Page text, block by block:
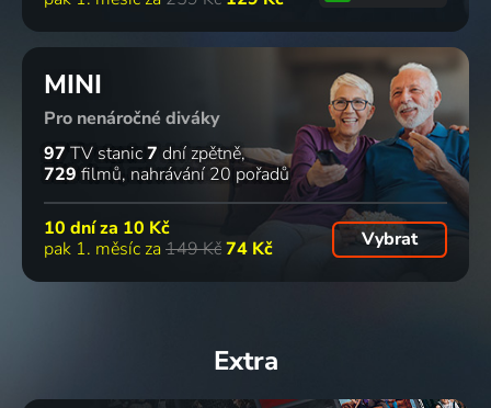
MINI
Pro nenáročné diváky
97 TV stanic7 dní zpětně
729 filmů nahrávání 20 pořadů
10 dní za 10 Kč
pak 1. měsíc za 149 Kč74 Kč Vybrat
Extra